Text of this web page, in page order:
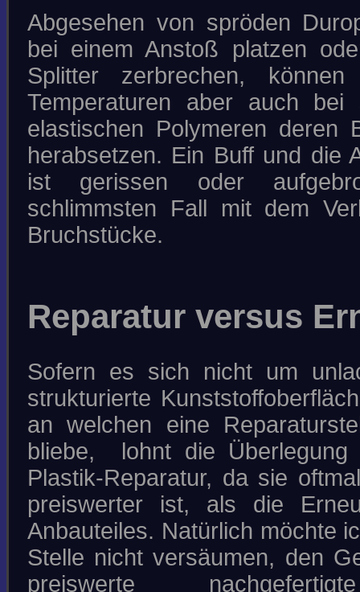
Abgesehen von spröden
bei einem Anstoß platzen
Splitter zerbrechen, können
Temperaturen aber auch bei
elastischen Polymeren deren
herabsetzen. Ein Buff und die
ist gerissen oder
schlimmsten Fall mit dem
Bruchstücke.
Reparatur versus
Sofern es sich nicht um
strukturierte
an welchen eine
bliebe, lohnt die Überlegung
Plastik-Reparatur, da sie
preiswerter ist, als die
Anbauteiles. Natürlich möchte
Stelle nicht versäumen, den
preiswerte